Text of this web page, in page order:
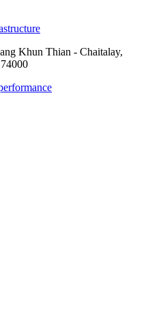
Khun Thian - Chaitalay,